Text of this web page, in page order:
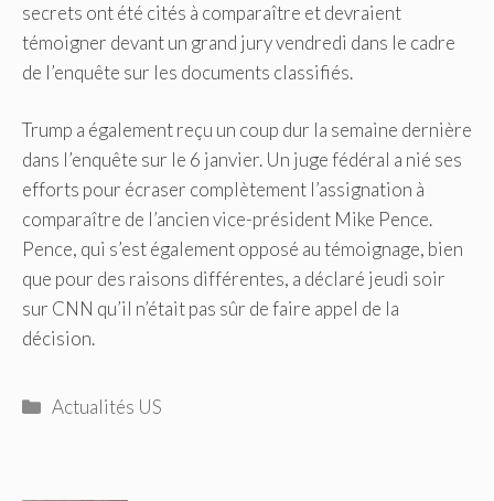
secrets ont été cités à comparaître et devraient
témoigner devant un grand jury vendredi dans le cadre
de l’enquête sur les documents classifiés.
Trump a également reçu un coup dur la semaine dernière
dans l’enquête sur le 6 janvier. Un juge fédéral a nié ses
efforts pour écraser complètement l’assignation à
comparaître de l’ancien vice-président Mike Pence.
Pence, qui s’est également opposé au témoignage, bien
que pour des raisons différentes, a déclaré jeudi soir
sur CNN qu’il n’était pas sûr de faire appel de la
décision.
Catégories
Actualités US